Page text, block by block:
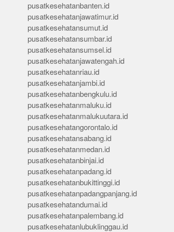
pusatkesehatanbanten.id
pusatkesehatanjawatimur.id
pusatkesehatansumut.id
pusatkesehatansumbar.id
pusatkesehatansumsel.id
pusatkesehatanjawatengah.id
pusatkesehatanriau.id
pusatkesehatanjambi.id
pusatkesehatanbengkulu.id
pusatkesehatanmaluku.id
pusatkesehatanmalukuutara.id
pusatkesehatangorontalo.id
pusatkesehatansabang.id
pusatkesehatanmedan.id
pusatkesehatanbinjai.id
pusatkesehatanpadang.id
pusatkesehatanbukittinggi.id
pusatkesehatanpadangpanjang.id
pusatkesehatandumai.id
pusatkesehatanpalembang.id
pusatkesehatanlubuklinggau.id